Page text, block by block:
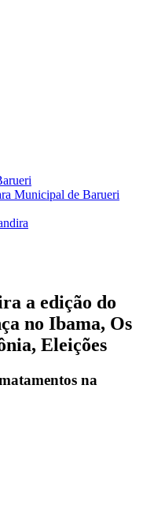
a edição do
no Ibama, Os
Eleições
na